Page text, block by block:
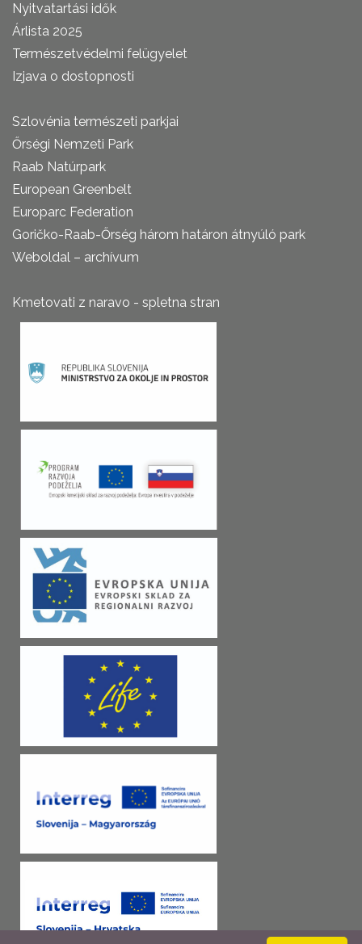
Nyitvatartási idők
Árlista 2025
Természetvédelmi felügyelet
Izjava o dostopnosti
Szlovénia természeti parkjai
Őrségi Nemzeti Park
Raab Natúrpark
European Greenbelt
Europarc Federation
Goričko-Raab-Őrség három határon átnyúló park
Weboldal – archívum
Kmetovati z naravo - spletna stran